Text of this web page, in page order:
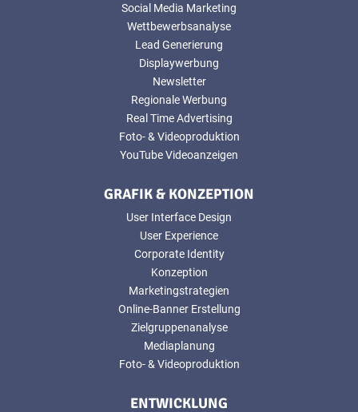
Social Media Marketing
Wettbewerbsanalyse
Lead Generierung
Displaywerbung
Newsletter
Regionale Werbung
Real Time Advertising
Foto- & Videoproduktion
YouTube Videoanzeigen
GRAFIK & KONZEPTION
User Interface Design
User Experience
Corporate Identity
Konzeption
Marketingstrategien
Online-Banner Erstellung
Zielgruppenanalyse
Mediaplanung
Foto- & Videoproduktion
ENTWICKLUNG